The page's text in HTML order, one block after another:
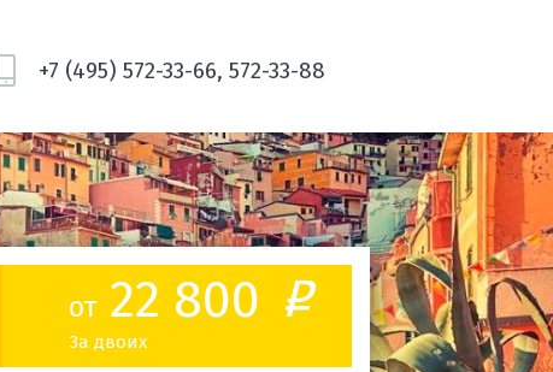
+7 (495) 572-33-66, 572-33-88
от22 800 o
За двоих